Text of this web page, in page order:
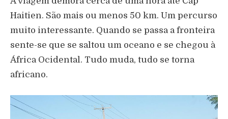
Haitien. São mais ou menos 50 km. Um percurso
muito interessante. Quando se passa a fronteira
sente-se que se saltou um oceano e se chegou à
África Ocidental. Tudo muda, tudo se torna
africano.